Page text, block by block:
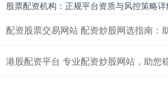
股票配资机构：正规平台资质与风控策略
配资股票交易网站 配资炒股网选指南：
港股配资平台 专业配资炒股网站，助您